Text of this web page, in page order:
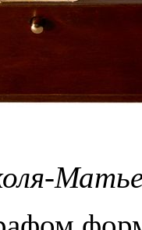
Матье